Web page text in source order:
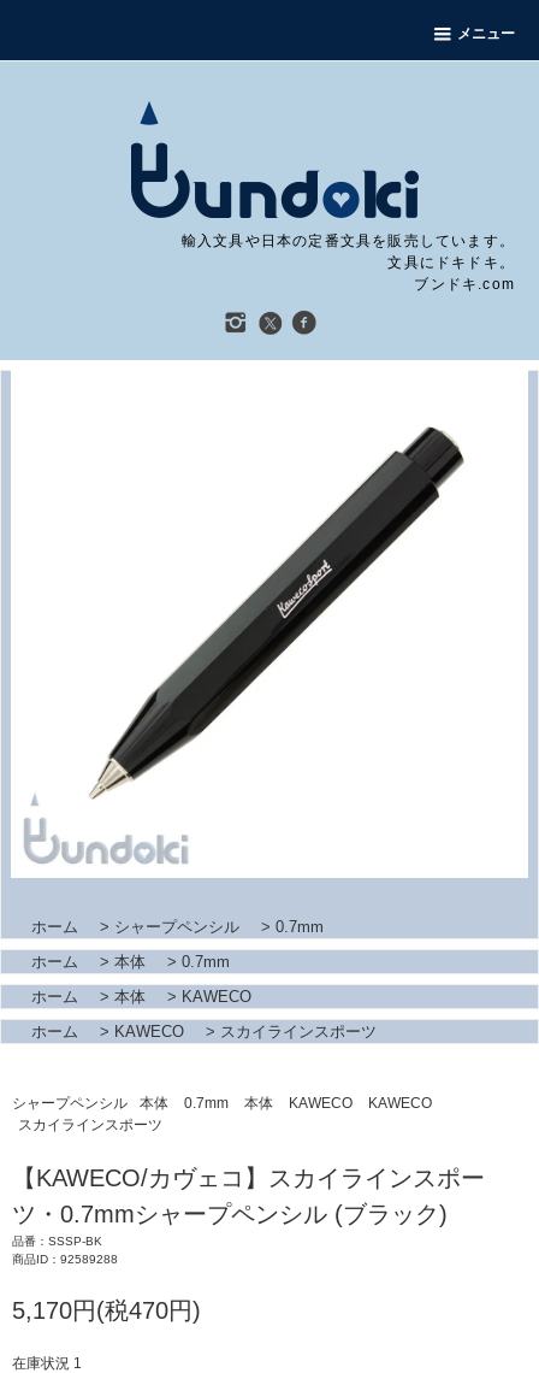
メニュー
輸入文具や日本の定番文具を販売しています。
文具にドキドキ。
ブンドキ.com
ホーム > シャープペンシル > 0.7mm
ホーム
> 本体 > 0.7mm
ホーム
> 本体 > KAWECO
ホーム
> KAWECO > スカイラインスポーツ
シャープペンシル 本体 0.7mm 本体 KAWECO
KAWECO
スカイラインスポーツ
【KAWECO/カヴェコ】スカイラインスポー
ツ・0.7mmシャープペンシル (ブラック)
品番：SSSP-BK
商品ID：92589288
5,170円(税470円)
在庫状況 1